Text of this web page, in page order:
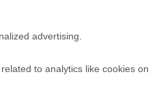
advertising.
to analytics like cookies on